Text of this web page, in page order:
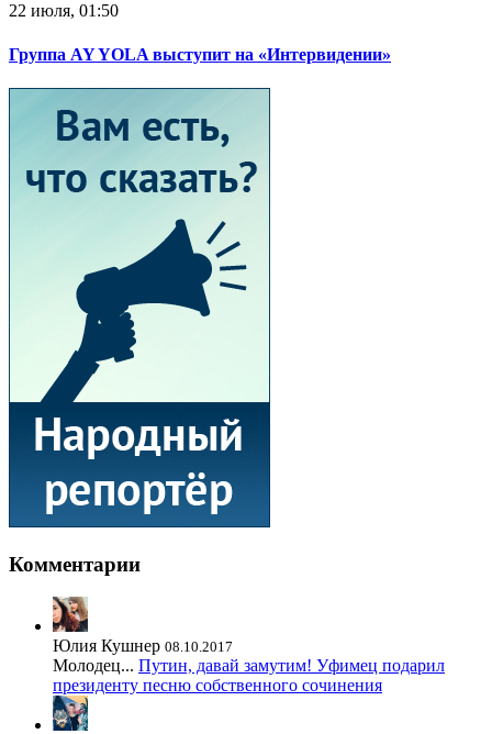
22 июля, 01:50
Группа AY YOLA выступит на «Интервидении»
Комментарии
Юлия Кушнер 08.10.2017
Молодец... Путин, давай замутим! Уфимец подарил
президенту песню собственного сочинения